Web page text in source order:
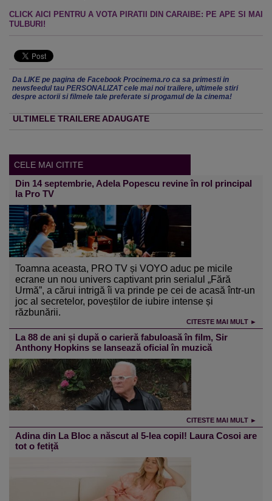
CLICK AICI PENTRU A VOTA PIRATII DIN CARAIBE: PE APE SI MAI
TULBURI!
Da LIKE pe pagina de Facebook Procinema.ro ca sa primesti in
newsfeedul tau PERSONALIZAT cele mai noi trailere, ultimele stiri
despre actorii si filmele tale preferate si progamul de la cinema!
ULTIMELE TRAILERE ADAUGATE
CELE MAI CITITE
Din 14 septembrie, Adela Popescu revine în rol principal
la Pro TV
Toamna aceasta, PRO TV și VOYO aduc pe micile
ecrane un nou univers captivant prin serialul „Fără
Urmă”, a cărui intrigă îi va prinde pe cei de acasă într-un
joc al secretelor, poveștilor de iubire intense și
răzbunării.
CITESTE MAI MULT ►
La 88 de ani și după o carieră fabuloasă în film, Sir
Anthony Hopkins se lansează oficial în muzică
CITESTE MAI MULT ►
Adina din La Bloc a născut al 5-lea copil! Laura Cosoi are
tot o fetiță